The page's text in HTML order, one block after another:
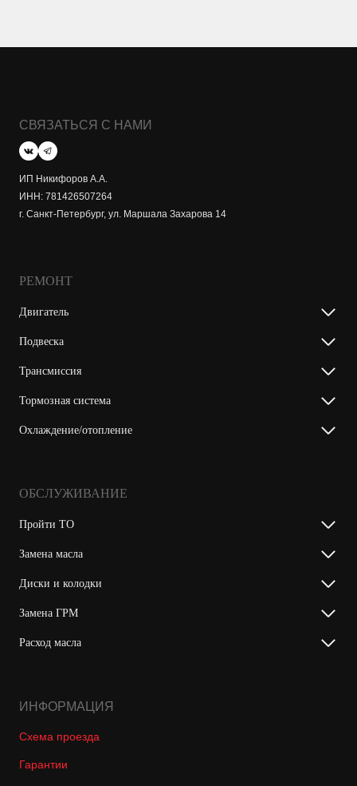
СВЯЗАТЬСЯ С НАМИ
ИП Никифоров А.А.
ИНН: 781426507264
г. Санкт-Петербург, ул. Маршала Захарова 14
РЕМОНТ
Двигатель
Подвеска
Трансмиссия
Тормозная система
Охлаждение/отопление
ОБСЛУЖИВАНИЕ
Пройти ТО
Замена масла
Диски и колодки
Замена ГРМ
Расход масла
ИНФОРМАЦИЯ
Схема проезда
Гарантии